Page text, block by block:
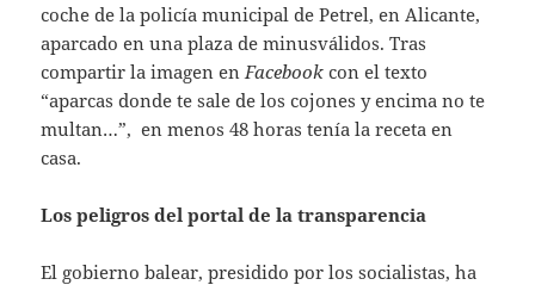
coche de la policía municipal de Petrel, en Alicante,
aparcado en una plaza de minusválidos. Tras
compartir la imagen en Facebook con el texto
“aparcas donde te sale de los cojones y encima no te
multan…”, en menos 48 horas tenía la receta en
casa.
Los peligros del portal de la transparencia
El gobierno balear, presidido por los socialistas, ha